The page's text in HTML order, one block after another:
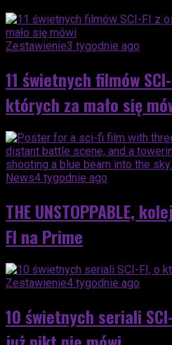
Zestawienie3 tygodnie ago
11 świetnych filmów
których za mało się
News4 tygodnie ago
THE UNSTOPPABLE,
FI na Prime
Zestawienie4 tygodnie ago
10 świetnych seriali